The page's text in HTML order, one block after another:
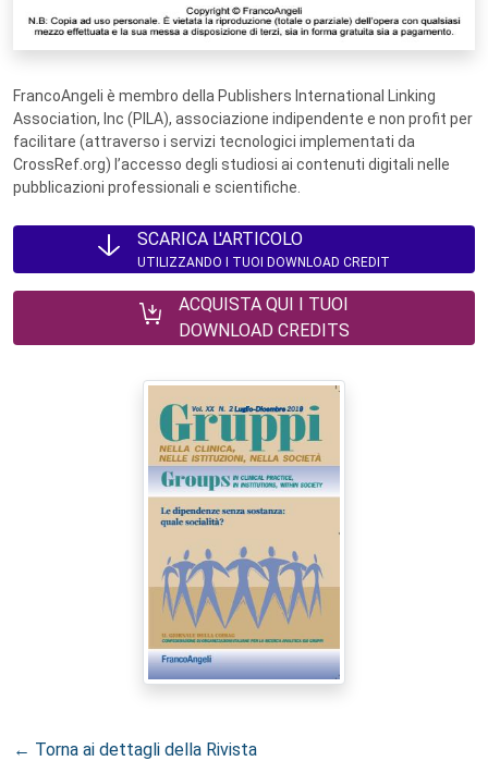
FrancoAngeli è membro della Publishers International Linking
Association, Inc (PILA), associazione indipendente e non profit per
facilitare (attraverso i servizi tecnologici implementati da
CrossRef.org) l’accesso degli studiosi ai contenuti digitali nelle
pubblicazioni professionali e scientifiche.
SCARICA L'ARTICOLO
UTILIZZANDO I TUOI DOWNLOAD CREDIT
ACQUISTA QUI I TUOI
DOWNLOAD CREDITS
← Torna ai dettagli della Rivista